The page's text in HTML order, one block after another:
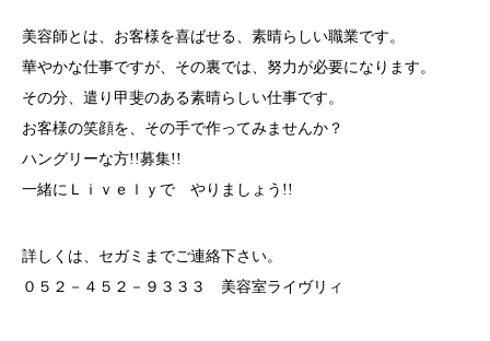
美容師とは、お客様を喜ばせる、素晴らしい職業です。
華やかな仕事ですが、その裏では、努力が必要になります。
その分、遣り甲斐のある素晴らしい仕事です。
お客様の笑顔を、その手で作ってみませんか？
ハングリーな方!!募集!!
一緒にＬｉｖｅｌｙで やりましょう!!
詳しくは、セガミまでご連絡下さい。
０５２－４５２－９３３３ 美容室ライヴリィ